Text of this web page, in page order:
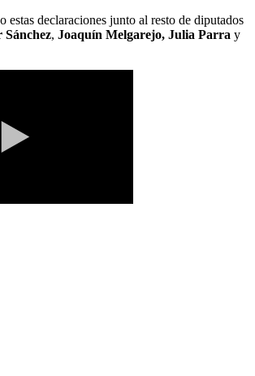
estas declaraciones junto al resto de diputados
Sánchez, Joaquín Melgarejo, Julia Parra y